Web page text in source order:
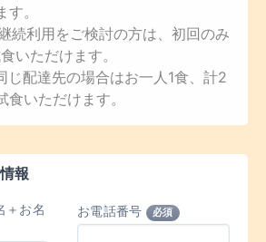
。
続利用をご検討の方は、初回のみ
いただけます。
じ配達先の場合はお一人1食、計2
いただけます。
報
＋お名
お電話番号 必須